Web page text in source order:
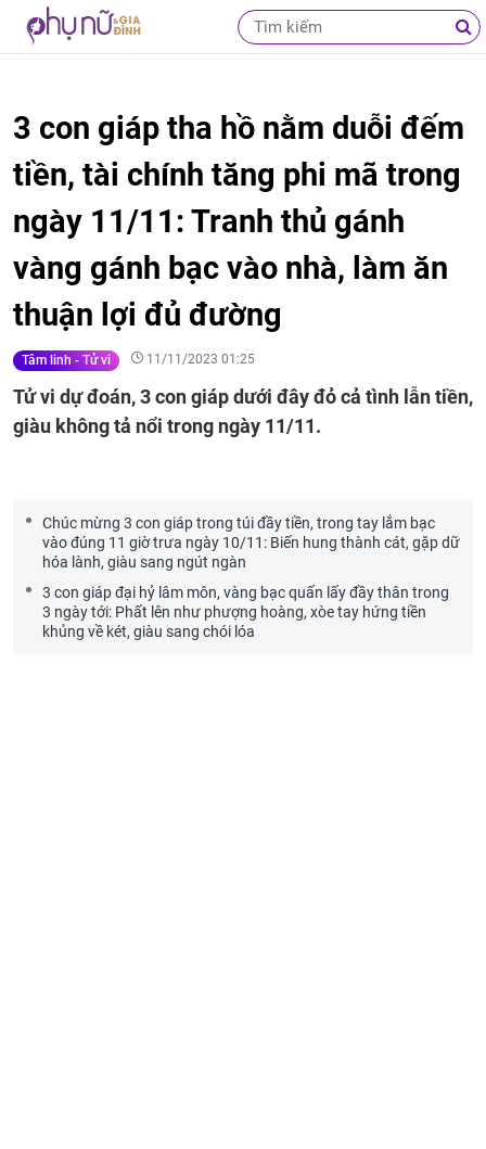
3 con giáp tha hồ nằm duỗi đếm
tiền, tài chính tăng phi mã trong
ngày 11/11: Tranh thủ gánh
vàng gánh bạc vào nhà, làm ăn
thuận lợi đủ đường
Tâm linh - Tử vi 11/11/2023 01:25
Tử vi dự đoán, 3 con giáp dưới đây đỏ cả tình lẫn tiền,
giàu không tả nổi trong ngày 11/11.
Chúc mừng 3 con giáp trong túi đầy tiền, trong tay lắm bạc
vào đúng 11 giờ trưa ngày 10/11: Biến hung thành cát, gặp dữ
hóa lành, giàu sang ngút ngàn
3 con giáp đại hỷ lâm môn, vàng bạc quấn lấy đầy thân trong
3 ngày tới: Phất lên như phượng hoàng, xòe tay hứng tiền
khủng về két, giàu sang chói lóa